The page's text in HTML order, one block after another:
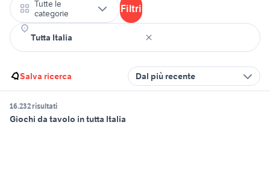
Tutte le
categorie
Filtri
Salva ricerca Dal più recente
16.232 risultati
Giochi da tavolo in tutta Italia